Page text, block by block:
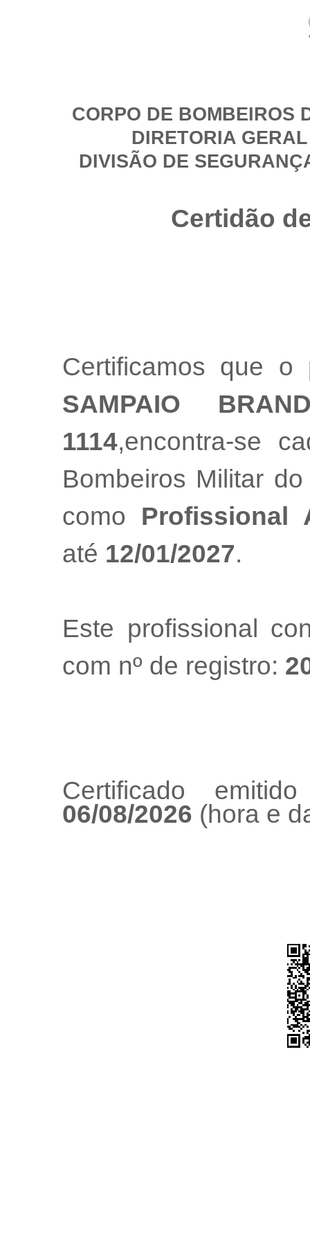
CORPO DE BOMBEIROS
DIRETORIA
DIVISÃO DE
Certidão
Certificamos que
SAMPAIO
1114,encontra-se
Bombeiros Militar
como Profissional
até 12/01/2027.
Este profissional
com nº de registro:
Certificado
06/08/2026 (hora e